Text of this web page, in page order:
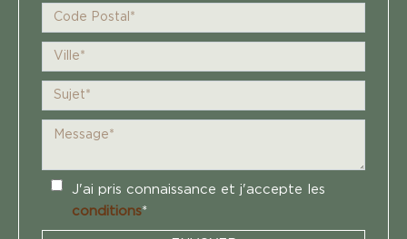
J'ai pris connaissance et j'accepte les
conditions*